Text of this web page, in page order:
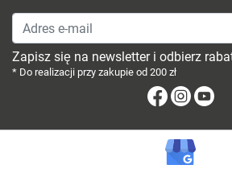
Adres e-mail
Zapisz się na newsletter i odbierz
* Do realizacji przy zakupie od 200 zł
Facebook